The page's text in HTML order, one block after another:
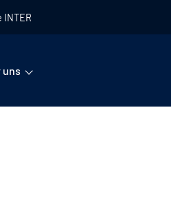
INTER
oder Pfeil nach unten.
uns